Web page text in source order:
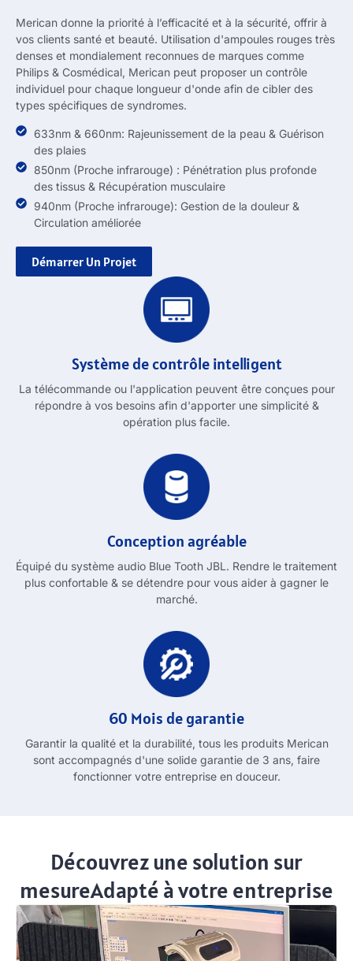
Merican donne la priorité à l’efficacité et à la sécurité, offrir à
vos clients santé et beauté. Utilisation d'ampoules rouges très
denses et mondialement reconnues de marques comme
Philips & Cosmédical, Merican peut proposer un contrôle
individuel pour chaque longueur d'onde afin de cibler des
types spécifiques de syndromes.
633nm & 660nm: Rajeunissement de la peau & Guérison
des plaies
850nm (Proche infrarouge) : Pénétration plus profonde
des tissus & Récupération musculaire
940nm (Proche infrarouge): Gestion de la douleur &
Circulation améliorée
Démarrer Un Projet
Système de contrôle intelligent
La télécommande ou l'application peuvent être conçues pour
répondre à vos besoins afin d'apporter une simplicité &
opération plus facile.
Conception agréable
Équipé du système audio Blue Tooth JBL. Rendre le traitement
plus confortable & se détendre pour vous aider à gagner le
marché.
60 Mois de garantie
Garantir la qualité et la durabilité, tous les produits Merican
sont accompagnés d'une solide garantie de 3 ans, faire
fonctionner votre entreprise en douceur.
Découvrez une solution sur
mesureAdapté à votre entreprise